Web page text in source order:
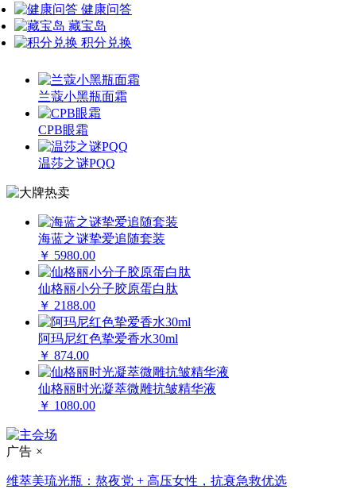
健康问答
藏宝岛
积分兑换
兰蔻小黑瓶面霜
CPB眼霜
温莎之谜PQQ
海蓝之谜挚爱追随套装
￥ 5980.00
仙格丽小分子胶原蛋白肽
￥ 2188.00
阿玛尼红色挚爱香水30ml
￥ 874.00
仙格丽时光凝萃微雕抗皱精华液
￥ 1080.00
广告 ×
维萃美琉光瓶：熬夜党 + 高压女性，抗衰急救优选